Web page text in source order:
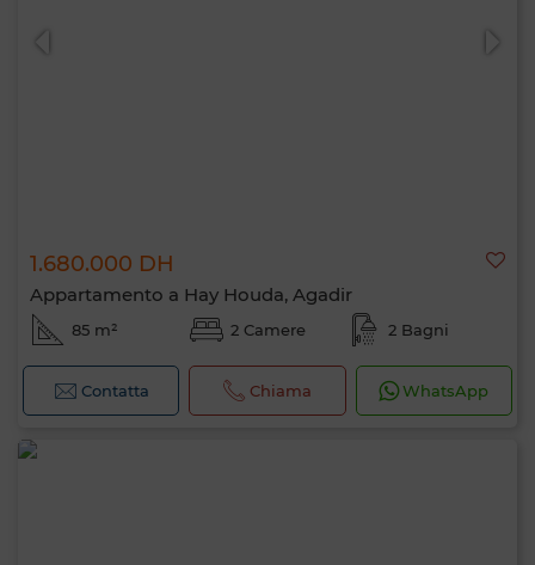
1.680.000 DH
Appartamento a Hay Houda, Agadir
85 m² 2 Camere 2 Bagni
Contatta Chiama WhatsApp